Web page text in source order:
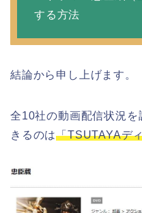
する方法
結論から申し上げます。
全10社の動画配信状況
きるのは「TSUTAYAデ